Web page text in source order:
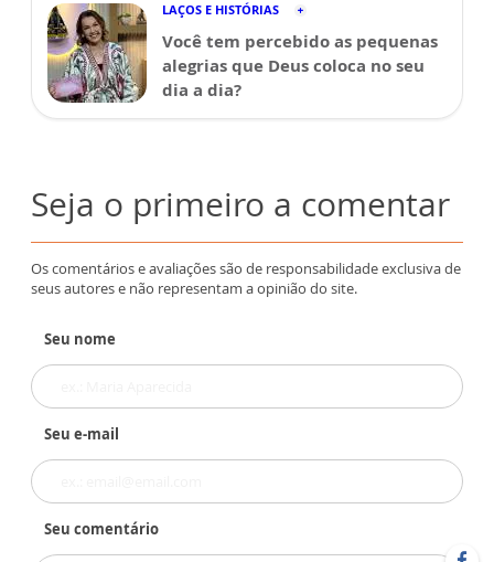
LAÇOS E HISTÓRIAS
Você tem percebido as pequenas
alegrias que Deus coloca no seu
dia a dia?
Seja o primeiro a comentar
Os comentários e avaliações são de responsabilidade exclusiva de
seus autores e não representam a opinião do site.
Seu nome
Seu e-mail
Seu comentário